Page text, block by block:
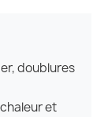
doublures
et